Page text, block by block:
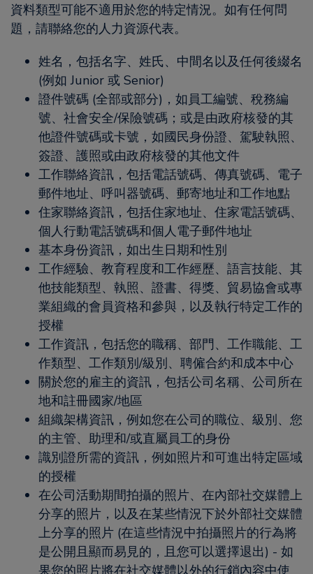
資料類型可能不適用於您的特定情況。如有任何問
題，請聯絡您的人力資源代表。
姓名，包括名字、姓氏、中間名以及任何後綴名
(例如 Junior 或 Senior)
證件號碼 (全部或部分)，如員工編號、稅務編
號、社會安全/保險號碼；或是由政府核發的其
他證件號碼或卡號，如國民身份證、駕駛執照、
簽證、護照或由政府核發的其他文件
工作聯絡資訊，包括電話號碼、傳真號碼、電子
郵件地址、呼叫器號碼、郵寄地址和工作地點
住家聯絡資訊，包括住家地址、住家電話號碼、
個人行動電話號碼和個人電子郵件地址
基本身份資訊，如出生日期和性別
工作經驗、教育程度和工作經歷、語言技能、其
他技能類型、執照、證書、得獎、貿易協會或專
業組織的會員資格和參與，以及執行特定工作的
授權
工作資訊，包括您的職稱、部門、工作職能、工
作類型、工作類別/級別、聘僱合約和成本中心
關於您的雇主的資訊，包括公司名稱、公司所在
地和註冊國家/地區
組織架構資訊，例如您在公司的職位、級別、您
的主管、助理和/或直屬員工的身份
識別證所需的資訊，例如照片和可進出特定區域
的授權
在公司活動期間拍攝的照片、在內部社交媒體上
分享的照片，以及在某些情況下於外部社交媒體
上分享的照片 (在這些情況中拍攝照片的行為將
是公開且顯而易見的，且您可以選擇退出) - 如
果您的照片將在社交媒體以外的行銷內容中使